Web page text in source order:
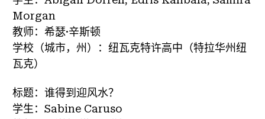
Morgan
教师：希瑟·辛斯顿
学校（城市，州）：纽瓦克特许高中（特拉华州纽
瓦克）
标题：谁得到迎风水？
学生：Sabine Caruso